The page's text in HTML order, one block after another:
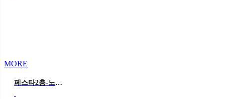
MORE
페스타2층-노블 아란